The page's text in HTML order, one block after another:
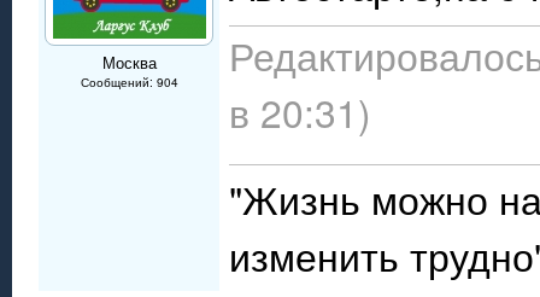
Москва
Сообщений: 904
в 20:31)
"Жизнь можно
изменить